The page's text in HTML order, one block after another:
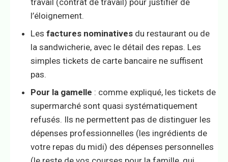
travail (contrat de travail) pour justifier de
l’éloignement.
Les factures nominatives du restaurant ou de
la sandwicherie, avec le détail des repas. Les
simples tickets de carte bancaire ne suffisent
pas.
Pour la gamelle : comme expliqué, les tickets de
supermarché sont quasi systématiquement
refusés. Ils ne permettent pas de distinguer les
dépenses professionnelles (les ingrédients de
votre repas du midi) des dépenses personnelles